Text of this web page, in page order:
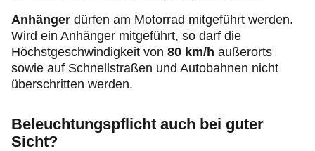
Anhänger dürfen am Motorrad mitgeführt werden.
Wird ein Anhänger mitgeführt, so darf die
Höchstgeschwindigkeit von 80 km/h außerorts
sowie auf Schnellstraßen und Autobahnen nicht
überschritten werden.
Beleuchtungspflicht auch bei guter
Sicht?